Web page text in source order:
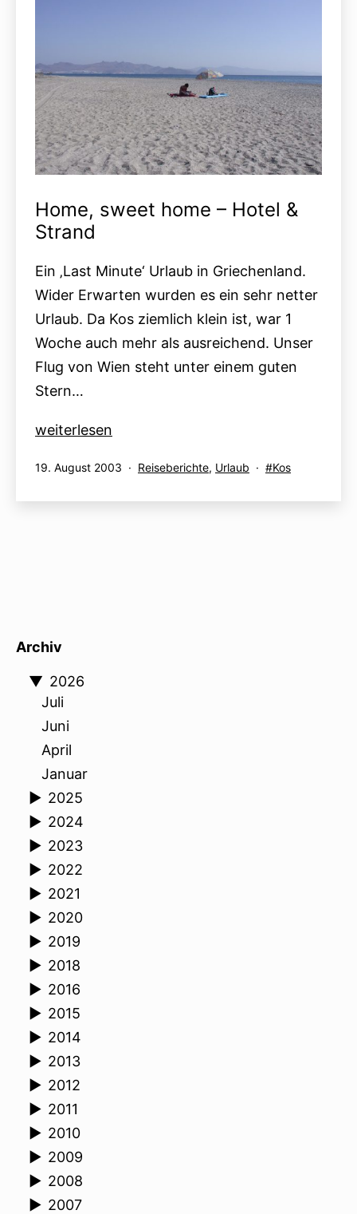
Home, sweet home – Hotel &
Strand
Ein ‚Last Minute‘ Urlaub in Griechenland.
Wider Erwarten wurden es ein sehr netter
Urlaub. Da Kos ziemlich klein ist, war 1
Woche auch mehr als ausreichend. Unser
Flug von Wien steht unter einem guten
Stern…
Home,
home
weiterlesen
Veröffentlicht
19. August 2003
Kategorisiert
Reiseberichte, Urlaub
Verschlagwortet
Kos
Archiv
▼ 2026
Juli
Juni
April
Januar
► 2025
► 2024
► 2023
► 2022
► 2021
► 2020
► 2019
► 2018
► 2016
► 2015
► 2014
► 2013
► 2012
► 2011
► 2010
► 2009
► 2008
► 2007